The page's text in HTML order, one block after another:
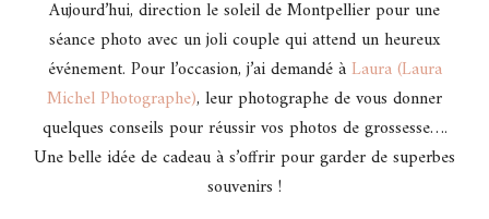
Aujourd’hui, direction le soleil de Montpellier pour une
séance photo avec un joli couple qui attend un heureux
événement. Pour l’occasion, j’ai demandé àLaura (Laura
Michel Photographe), leur photographe de vous donner
quelques conseils pour réussir vos photos de grossesse….
Une belle idée de cadeau à s’offrir pour garder de superbes
souvenirs !